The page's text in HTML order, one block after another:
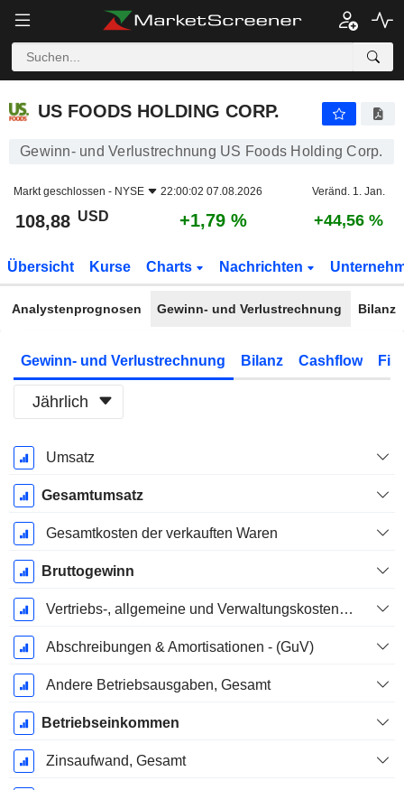
US FOODS HOLDING CORP.
US FOODS HOLDING CORP.
Gewinn- und Verlustrechnung US Foods Holding Corp.
Markt geschlossen - NYSE 22:00:02 07.08.2026 Veränd. 1. Jan.
108,88 USD +1,79 % +44,56 %
Übersicht Kurse Charts Nachrichten
Analystenprognosen Gewinn- und Verlustrechnung Bilanz
Gewinn- und Verlustrechnung Bilanz Cashflow
Jährlich
Ende d.
Geschäftsjahres:
Dezember
Umsatz
Gesamtumsatz
Gesamtkosten der verkauften Waren
Bruttogewinn
Vertriebs-, allgemeine und Verwaltungskosten, Gesamt
Abschreibungen & Amortisationen - (GuV)
Andere Betriebsausgaben, Gesamt
Betriebseinkommen
Zinsaufwand, Gesamt